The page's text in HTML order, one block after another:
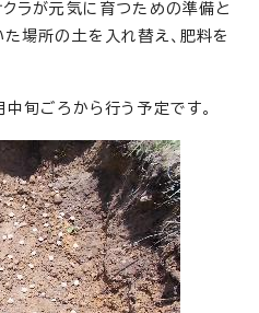
クラが元気に育つための準備と
場所の土を入れ替え、肥料を
旬ごろから行う予定です。